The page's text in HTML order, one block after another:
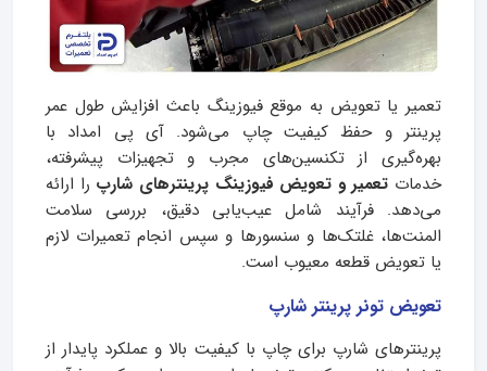
تعمیر یا تعویض به موقع فیوزینگ باعث افزایش طول عمر
پرینتر و حفظ کیفیت چاپ می‌شود. آی پی امداد با
بهره‌گیری از تکنسین‌های مجرب و تجهیزات پیشرفته،
خدمات تعمیر و تعویض فیوزینگ پرینترهای شارپ را ارائه
می‌دهد. فرآیند شامل عیب‌یابی دقیق، بررسی سلامت
المنت‌ها، غلتک‌ها و سنسورها و سپس انجام تعمیرات لازم
یا تعویض قطعه معیوب است.
تعویض تونر پرینتر شارپ
پرینترهای شارپ برای چاپ با کیفیت بالا و عملکرد پایدار از